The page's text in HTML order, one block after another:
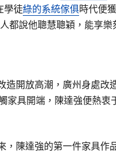
學徒綠的系統傢俱時代便
都說他聰慧聰穎，能享樂
造開放高潮，廣州身處
家具開端，陳達強便熱衷
，陳達強的第一件家具